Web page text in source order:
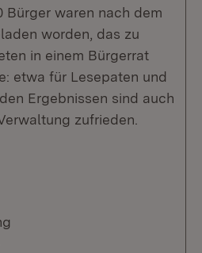
Bürger waren nach dem
worden, das zu
in einem Bürgerrat
etwa für Lesepaten und
Ergebnissen sind auch
zufrieden.